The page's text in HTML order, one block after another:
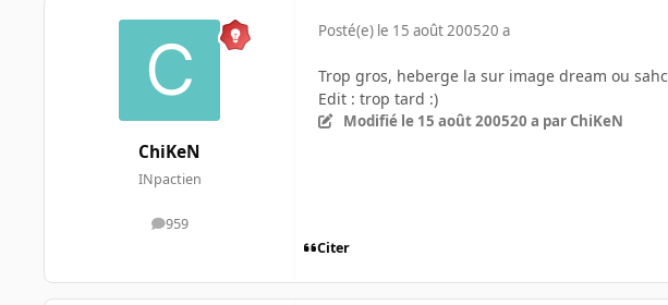
ChiKeN
INpactien
959
messages
Posté(e) le 15 août 200520 a
Trop gros, heberge la sur image dream ou
Edit : trop tard :)
Modifié le 15 août 200520 a par ChiKeN
Citer